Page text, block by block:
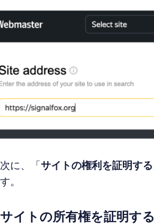
次に、「 サイトの権利を証明する
す。
サイトの所有権を証明する